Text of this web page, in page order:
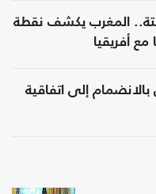
المغرب يكشف نقطة
أفريقيا
إلى اتفاقية